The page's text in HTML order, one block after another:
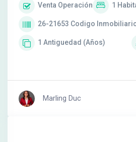
Venta Operación 1
26-21653 Codigo
1 Antiguedad (Años)
Marling Duc